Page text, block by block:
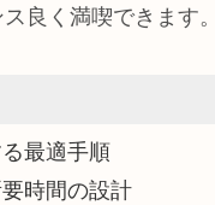
良く満喫できます。
最適手順
時間の設計